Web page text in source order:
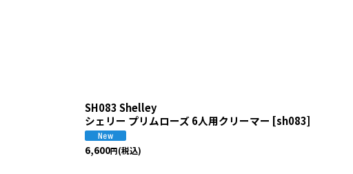
SH083 Shelley
シェリー プリムローズ 6人用クリーマー [sh083]
6,600円(税込)